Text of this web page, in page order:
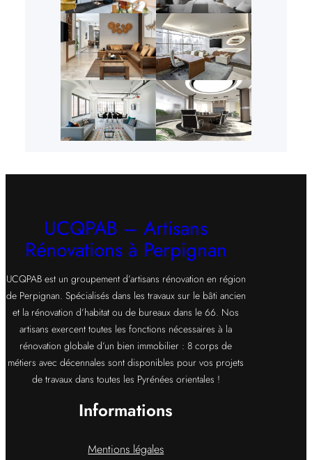
UCQPAB – Artisans
Rénovations à Perpignan
UCQPAB est un groupement d’artisans rénovation en région
de Perpignan. Spécialisés dans les travaux sur le bâti ancien
et la rénovation d’habitat ou de bureaux dans le 66. Nos
artisans exercent toutes les fonctions nécessaires à la
rénovation globale d’un bien immobilier : 8 corps de
métiers avec décennales sont disponibles pour vos projets
de travaux dans toutes les Pyrénées orientales !
Informations
Mentions légales